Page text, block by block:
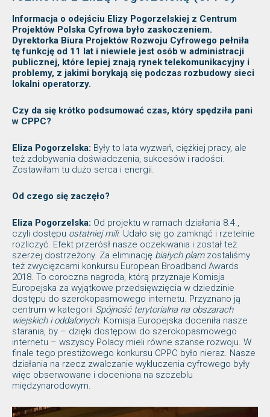
Informacja o odejściu Elizy Pogorzelskiej z Centrum
Projektów Polska Cyfrowa było zaskoczeniem.
Dyrektorka Biura Projektów Rozwoju Cyfrowego pełniła
tę funkcję od 11 lat i niewiele jest osób w administracji
publicznej, które lepiej znają rynek telekomunikacyjny i
problemy, z jakimi borykają się podczas rozbudowy sieci
lokalni operatorzy.
Czy da się krótko podsumować czas, który spędziła pani
w CPPC?
Eliza Pogorzelska: Były to lata wyzwań, ciężkiej pracy, ale
też zdobywania doświadczenia, sukcesów i radości.
Zostawiłam tu dużo serca i energii.
Od czego się zaczęło?
Eliza Pogorzelska: Od projektu w ramach działania 8.4.,
czyli dostępu ostatniej mili. Udało się go zamknąć i rzetelnie
rozliczyć. Efekt przerósł nasze oczekiwania i został też
szerzej dostrzeżony. Za eliminację białych plamzostaliśmy
też zwycięzcami konkursu European Broadband Awards
2018. To coroczna nagroda, którą przyznaje Komisja
Europejska za wyjątkowe przedsięwzięcia w dziedzinie
dostępu do szerokopasmowego internetu. Przyznano ją
centrum w kategorii Spójność terytorialna na obszarach
wiejskich i oddalonych. Komisja Europejska doceniła nasze
starania, by – dzięki dostępowi do szerokopasmowego
internetu – wszyscy Polacy mieli równe szanse rozwoju. W
finale tego prestiżowego konkursu CPPC było nieraz. Nasze
działania na rzecz zwalczanie wykluczenia cyfrowego były
więc obserwowane i doceniona na szczeblu
międzynarodowym.